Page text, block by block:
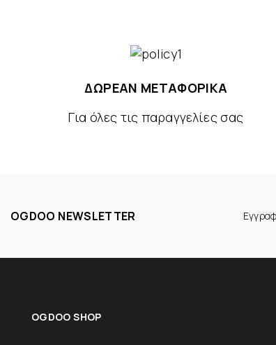
ΔΩΡΕΑΝ ΜΕΤΑΦΟΡΙΚΑ
Για όλες τις παραγγελίες σας
OGDOO NEWSLETTER
OGDOO SHOP